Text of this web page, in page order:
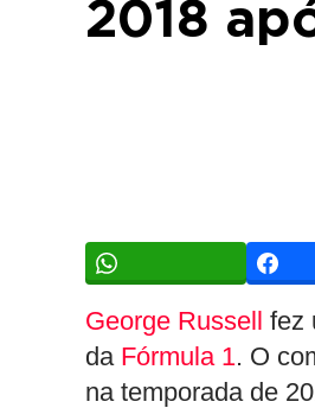
2018
George Russell fez
da Fórmula 1. O
na temporada de